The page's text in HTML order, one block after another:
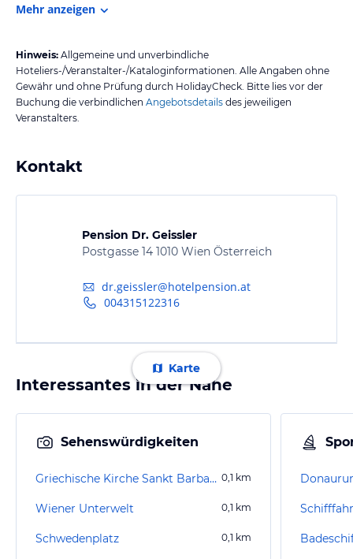
Mehr anzeigen
Hinweis: Allgemeine und unverbindliche
Hoteliers-/Veranstalter-/Kataloginformationen. Alle Angaben ohne
Gewähr und ohne Prüfung durch HolidayCheck. Bitte lies vor der
Buchung die verbindlichen Angebotsdetails des jeweiligen
Veranstalters.
Kontakt
Pension Dr. Geissler
Postgasse 14 1010 Wien Österreich
dr.geissler@hotelpension.at
004315122316
Karte
Interessantes in der Nähe
Sehenswürdigkeiten
Griechische Kirche Sankt Barbara 0,1 km
Wiener Unterwelt 0,1 km
Schwedenplatz 0,1 km